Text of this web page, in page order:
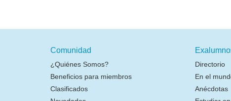
Comunidad
¿Quiénes Somos?
Beneficios para miembros
Clasificados
Directorio
En el
Anécdotas